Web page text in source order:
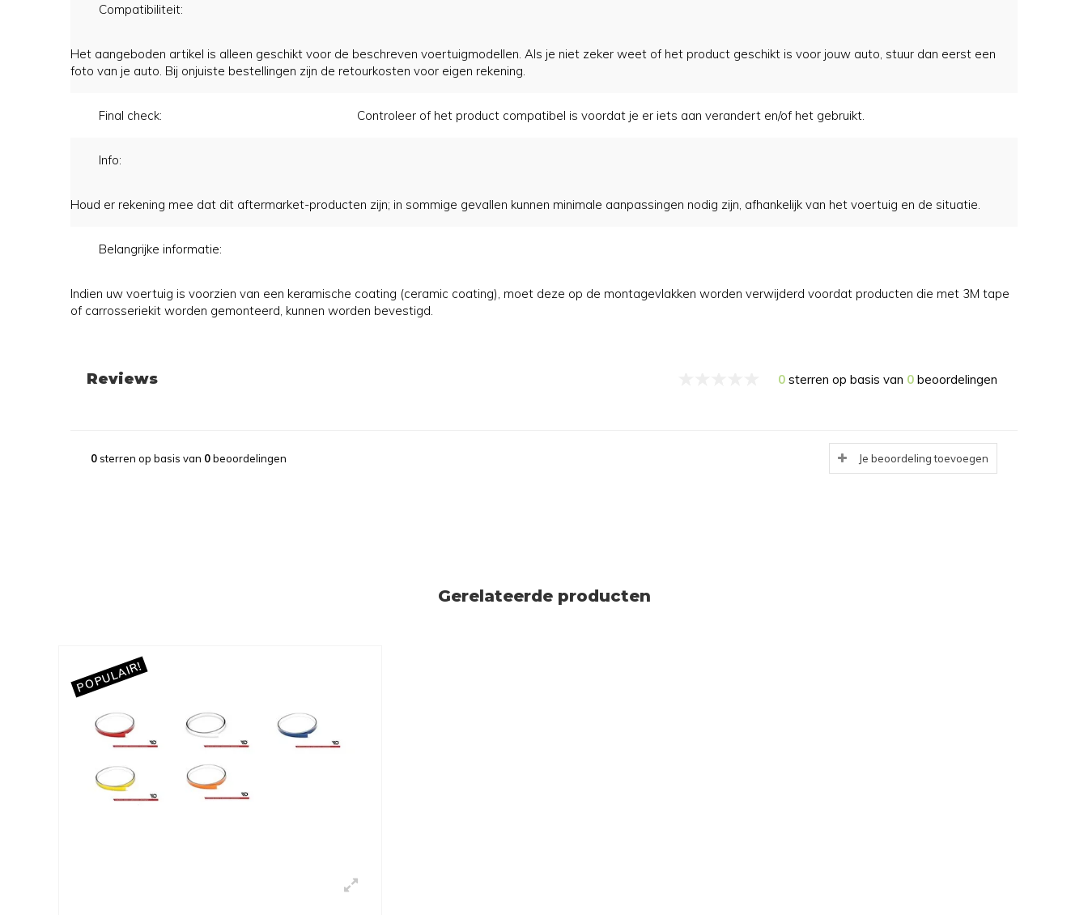
Compatibiliteit:
Het aangeboden artikel is alleen geschikt voor de beschreven voertuigmodellen. Als je niet zeker weet of het product geschikt is voor jouw auto, stuur dan eerst een
foto van je auto. Bij onjuiste bestellingen zijn de retourkosten voor eigen rekening.
Final check: Controleer of het product compatibel is voordat je er iets aan verandert en/of het gebruikt.
Info:
Houd er rekening mee dat dit aftermarket-producten zijn; in sommige gevallen kunnen minimale aanpassingen nodig zijn, afhankelijk van het voertuig en de situatie.
Belangrijke informatie:
Indien uw voertuig is voorzien van een keramische coating (ceramic coating), moet deze op de montagevlakken worden verwijderd voordat producten die met 3M tape
of carrosseriekit worden gemonteerd, kunnen worden bevestigd.
Reviews 0 sterren op basis van 0 beoordelingen
0sterren op basis van 0beoordelingen Je beoordeling toevoegen
Gerelateerde producten
POPULAIR!